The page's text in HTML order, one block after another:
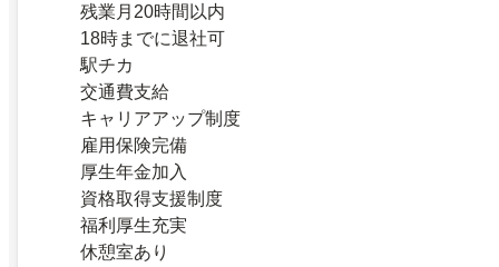
残業月20時間以内
18時までに退社可
駅チカ
交通費支給
キャリアアップ制度
雇用保険完備
厚生年金加入
資格取得支援制度
福利厚生充実
休憩室あり